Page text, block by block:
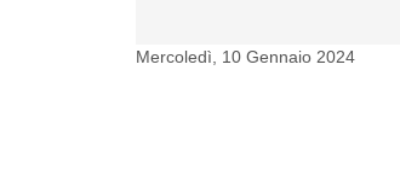
Mercoledì, 10 Gennaio 2024